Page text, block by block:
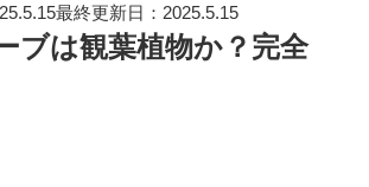
最終更新日：2025.5.15
ブは観葉植物か？完全